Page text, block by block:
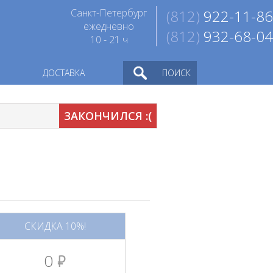
(812) 922-11-86
(812) 932-68-04
Санкт-Петербург
ежедневно
10 - 21 ч
ДОСТАВКА ПОИСК
ЗАКОНЧИЛСЯ :(
СКИДКА 10%!
0 руб.